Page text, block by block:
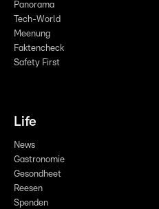
Panorama
Tech-World
Meenung
Faktencheck
Safety First
Life
News
Gastronomie
Gesondheet
Reesen
Spenden